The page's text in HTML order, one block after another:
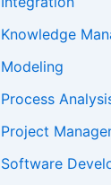
Knowledge
Modeling
Process
Project
Software